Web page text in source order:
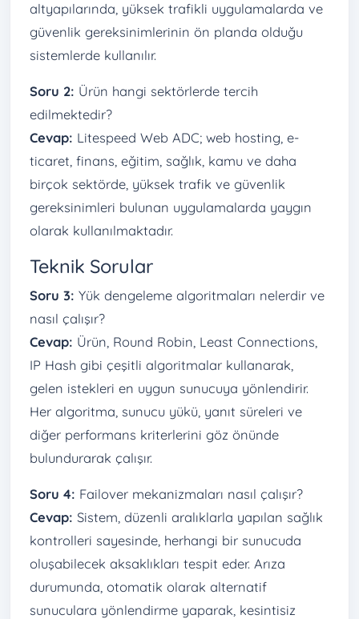
altyapılarında, yüksek trafikli uygulamalarda ve
güvenlik gereksinimlerinin ön planda olduğu
sistemlerde kullanılır.
Soru 2: Ürün hangi sektörlerde tercih
edilmektedir?
Cevap: Litespeed Web ADC; web hosting, e-
ticaret, finans, eğitim, sağlık, kamu ve daha
birçok sektörde, yüksek trafik ve güvenlik
gereksinimleri bulunan uygulamalarda yaygın
olarak kullanılmaktadır.
Teknik Sorular
Soru 3: Yük dengeleme algoritmaları nelerdir ve
nasıl çalışır?
Cevap: Ürün, Round Robin, Least Connections,
IP Hash gibi çeşitli algoritmalar kullanarak,
gelen istekleri en uygun sunucuya yönlendirir.
Her algoritma, sunucu yükü, yanıt süreleri ve
diğer performans kriterlerini göz önünde
bulundurarak çalışır.
Soru 4: Failover mekanizmaları nasıl çalışır?
Cevap: Sistem, düzenli aralıklarla yapılan sağlık
kontrolleri sayesinde, herhangi bir sunucuda
oluşabilecek aksaklıkları tespit eder. Arıza
durumunda, otomatik olarak alternatif
sunuculara yönlendirme yaparak, kesintisiz